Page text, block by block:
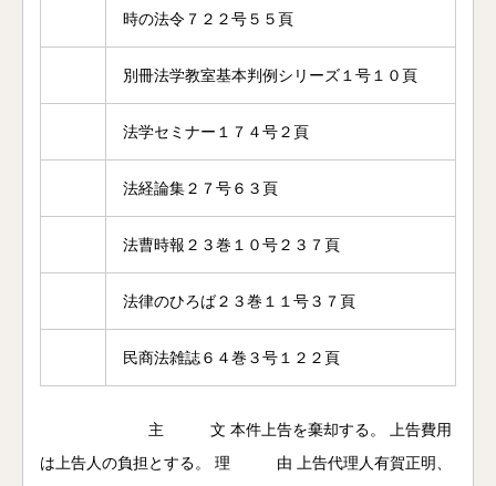
時の法令７２２号５５頁
別冊法学教室基本判例シリーズ１号１０頁
法学セミナー１７４号２頁
法経論集２７号６３頁
法曹時報２３巻１０号２３７頁
法律のひろば２３巻１１号３７頁
民商法雑誌６４巻３号１２２頁
主 文 本件上告を棄却する。 上告費用
は上告人の負担とする。 理 由 上告代理人有賀正明、